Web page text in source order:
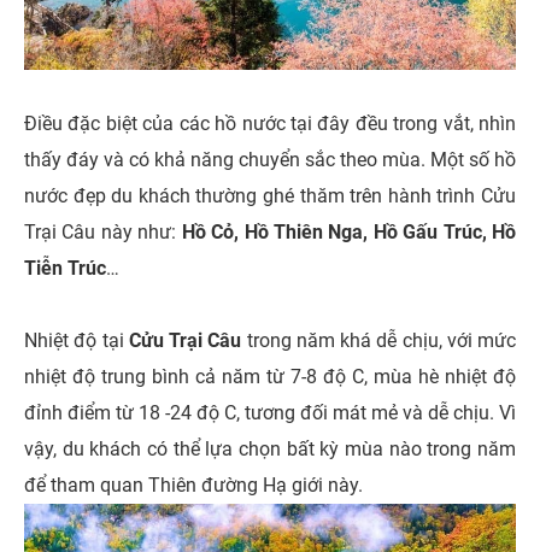
Điều đặc biệt của các hồ nước tại đây đều trong vắt, nhìn
thấy đáy và có khả năng chuyển sắc theo mùa. Một số hồ
nước đẹp du khách thường ghé thăm trên hành trình Cửu
Trại Câu này như: Hồ Cỏ, Hồ Thiên Nga, Hồ Gấu Trúc, Hồ
Tiễn Trúc…
Nhiệt độ tại Cửu Trại Câu trong năm khá dễ chịu, với mức
nhiệt độ trung bình cả năm từ 7-8 độ C, mùa hè nhiệt độ
đỉnh điểm từ 18 -24 độ C, tương đối mát mẻ và dễ chịu. Vì
vậy, du khách có thể lựa chọn bất kỳ mùa nào trong năm
để tham quan Thiên đường Hạ giới này.